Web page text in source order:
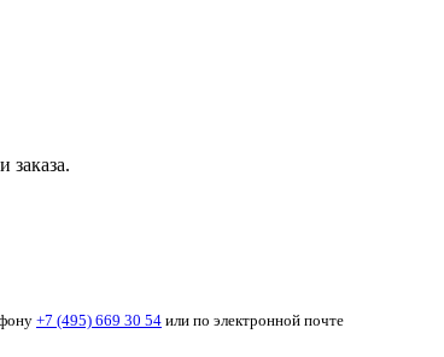
заказа.
+7 (495) 669 30 54 или по электронной почте